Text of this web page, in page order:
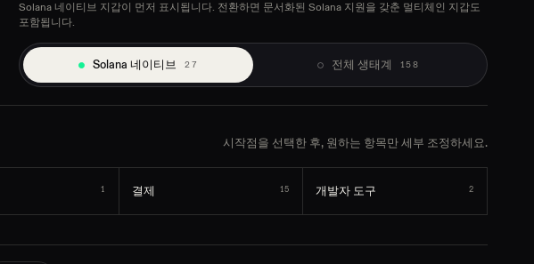
Solana 네이티브 지갑이 먼저 표시됩니다. 전환하면 문서화된 Solana 지원을 갖춘 멀티체인 지갑도
포함됩니다.
Solana 네이티브 27 전체 생태계 158
시작점을 선택한 후, 원하는 항목만 세부 조정하세요.
1 결제 15 개발자 도구 2